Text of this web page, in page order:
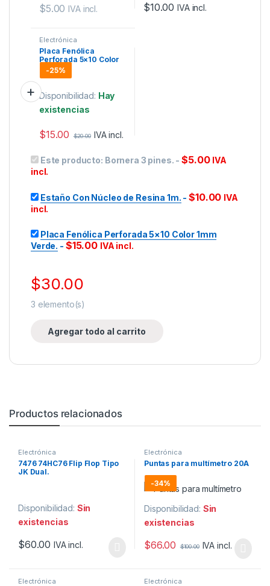
$5.00 IVA incl. $10.00 IVA incl.
Electrónica
Placa Fenólica
Perforada 5×10 Color
1mm Verde.
-25%
Disponibilidad: Hay
existencias
$15.00 $20.00 IVA incl.
Este producto: Bornera 3 pines. -$5.00 IVA
incl.
Estaño Con Núcleo de Resina 1m. -$10.00 IVA
incl.
Placa Fenólica Perforada 5×10 Color 1mm
Verde. - $15.00 IVA incl.
$30.00
3 elemento(s)
Agregar todo al carrito
Productos relacionados
Electrónica
7476 74HC76 Flip Flop Tipo
JK Dual.
Disponibilidad: Sin
existencias
$60.00 IVA incl.
Electrónica
Puntas para multímetro 20A
-34%
Disponibilidad: Sin
existencias
$66.00 $100.00 IVA incl.
Electrónica Electrónica